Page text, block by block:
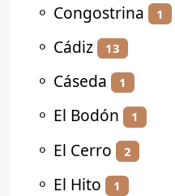
⚬ Congostrina 1
⚬ Cádiz 13
⚬ Cáseda 1
⚬ El Bodón 1
⚬ El Cerro 2
⚬ El Hito 1